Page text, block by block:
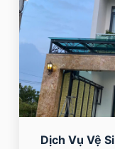
Dịch Vụ Vệ